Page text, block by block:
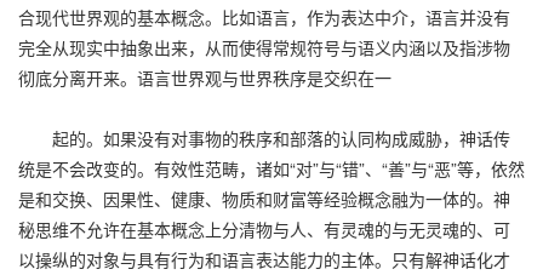
合现代世界观的基本概念。比如语言，作为表达中介，语言并没有
完全从现实中抽象出来，从而使得常规符号与语义内涵以及指涉物
彻底分离开来。语言世界观与世界秩序是交织在一
起的。如果没有对事物的秩序和部落的认同构成威胁，神话传
统是不会改变的。有效性范畴，诸如“对”与“错”、“善”与“恶”等，依然
是和交换、因果性、健康、物质和财富等经验概念融为一体的。神
秘思维不允许在基本概念上分清物与人、有灵魂的与无灵魂的、可
以操纵的对象与具有行为和语言表达能力的主体。只有解神话化才